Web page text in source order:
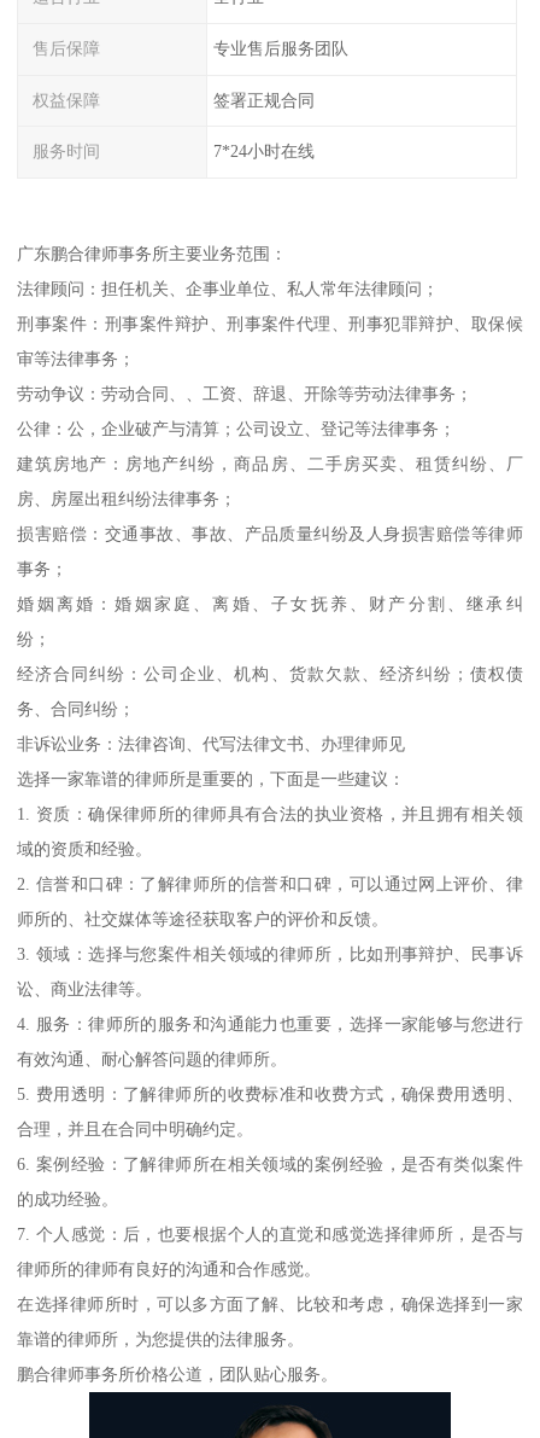
售后保障 专业售后服务团队
权益保障 签署正规合同
服务时间 7*24小时在线
广东鹏合律师事务所主要业务范围：
法律顾问：担任机关、企事业单位、私人常年法律顾问；
刑事案件：刑事案件辩护、刑事案件代理、刑事犯罪辩护、取保候
审等法律事务；
劳动争议：劳动合同、、工资、辞退、开除等劳动法律事务；
公律：公，企业破产与清算；公司设立、登记等法律事务；
建筑房地产：房地产纠纷，商品房、二手房买卖、租赁纠纷、厂
房、房屋出租纠纷法律事务；
损害赔偿：交通事故、事故、产品质量纠纷及人身损害赔偿等律师
事务；
婚姻离婚：婚姻家庭、离婚、子女抚养、财产分割、继承纠
纷；
经济合同纠纷：公司企业、机构、货款欠款、经济纠纷；债权债
务、合同纠纷；
非诉讼业务：法律咨询、代写法律文书、办理律师见
选择一家靠谱的律师所是重要的，下面是一些建议：
1. 资质：确保律师所的律师具有合法的执业资格，并且拥有相关领
域的资质和经验。
2. 信誉和口碑：了解律师所的信誉和口碑，可以通过网上评价、律
师所的、社交媒体等途径获取客户的评价和反馈。
3. 领域：选择与您案件相关领域的律师所，比如刑事辩护、民事诉
讼、商业法律等。
4. 服务：律师所的服务和沟通能力也重要，选择一家能够与您进行
有效沟通、耐心解答问题的律师所。
5. 费用透明：了解律师所的收费标准和收费方式，确保费用透明、
合理，并且在合同中明确约定。
6. 案例经验：了解律师所在相关领域的案例经验，是否有类似案件
的成功经验。
7. 个人感觉：后，也要根据个人的直觉和感觉选择律师所，是否与
律师所的律师有良好的沟通和合作感觉。
在选择律师所时，可以多方面了解、比较和考虑，确保选择到一家
靠谱的律师所，为您提供的法律服务。
鹏合律师事务所价格公道，团队贴心服务。